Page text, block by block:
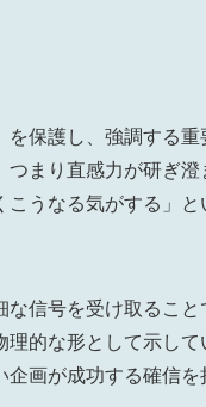
保護し、強調する重
まり直感力が研ぎ
うなる気がする」と
信号を受け取るこ
的な形として示して
画が成功する確信を